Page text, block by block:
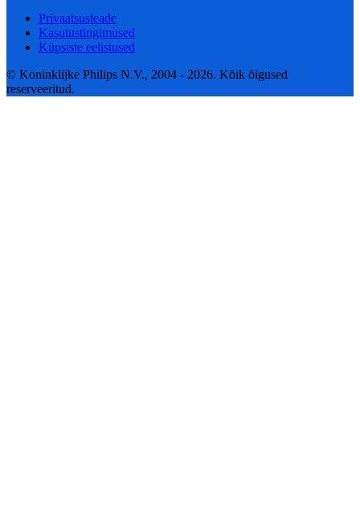
Privaatsusteade
Kasutustingimused
Küpsiste eelistused
© Koninklijke Philips N.V., 2004 - 2026. Kõik õigused
reserveeritud.